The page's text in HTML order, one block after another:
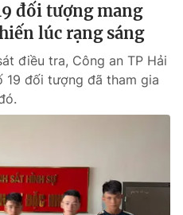
đối tượng mang
lúc rạng sáng
điều tra, Công an TP Hải
19 đối tượng đã tham gia